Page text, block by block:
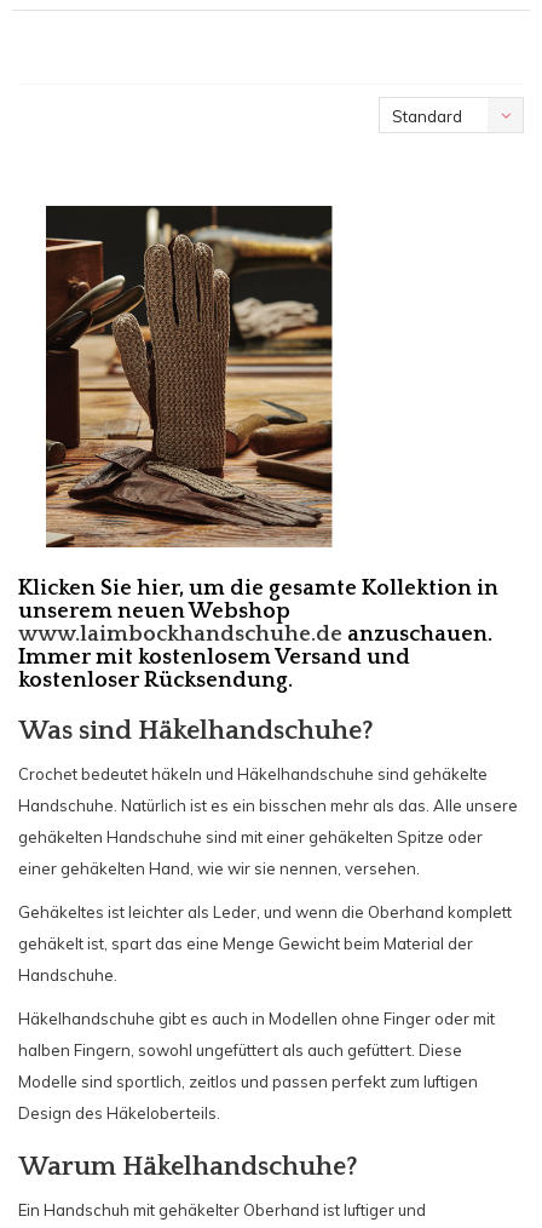
Standard
Klicken Sie hier, um die gesamte Kollektion in
unserem neuen Webshop
www.laimbockhandschuhe.de anzuschauen.
Immer mit kostenlosem Versand und
kostenloser Rücksendung.
Was sind Häkelhandschuhe?
Crochet bedeutet häkeln und Häkelhandschuhe sind gehäkelte
Handschuhe. Natürlich ist es ein bisschen mehr als das. Alle unsere
gehäkelten Handschuhe sind mit einer gehäkelten Spitze oder
einer gehäkelten Hand, wie wir sie nennen, versehen.
Gehäkeltes ist leichter als Leder, und wenn die Oberhand komplett
gehäkelt ist, spart das eine Menge Gewicht beim Material der
Handschuhe.
Häkelhandschuhe gibt es auch in Modellen ohne Finger oder mit
halben Fingern, sowohl ungefüttert als auch gefüttert. Diese
Modelle sind sportlich, zeitlos und passen perfekt zum luftigen
Design des Häkeloberteils.
Warum Häkelhandschuhe?
Ein Handschuh mit gehäkelter Oberhand ist luftiger und